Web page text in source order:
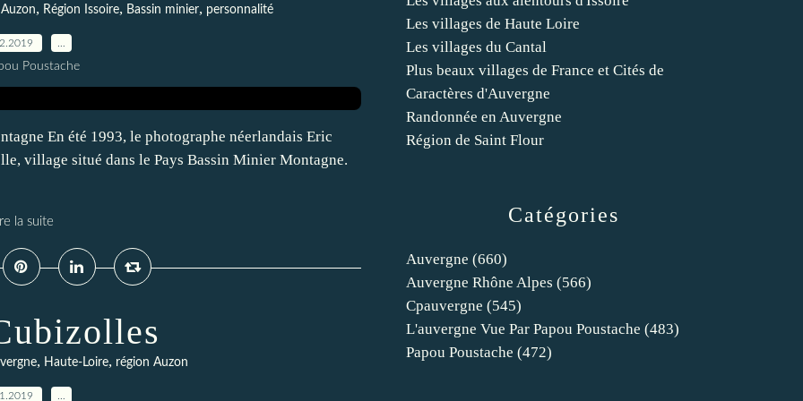
, Région Issoire, Bassin minier, personnalité
Poustache
En été 1993, le photographe néerlandais Eric
village situé dans le Pays Bassin Minier Montagne.
la suite
, Haute-Loire, région Auzon
Catégories
Auvergne (660)
Auvergne Rhône Alpes (566)
Cpauvergne (545)
L'auvergne Vue Par Papou Poustache (483)
Papou Poustache (472)
Les villages de Haute Loire
Les villages du Cantal
Plus beaux villages de France et Cités de
Caractères d'Auvergne
Randonnée en Auvergne
Région de Saint Flour